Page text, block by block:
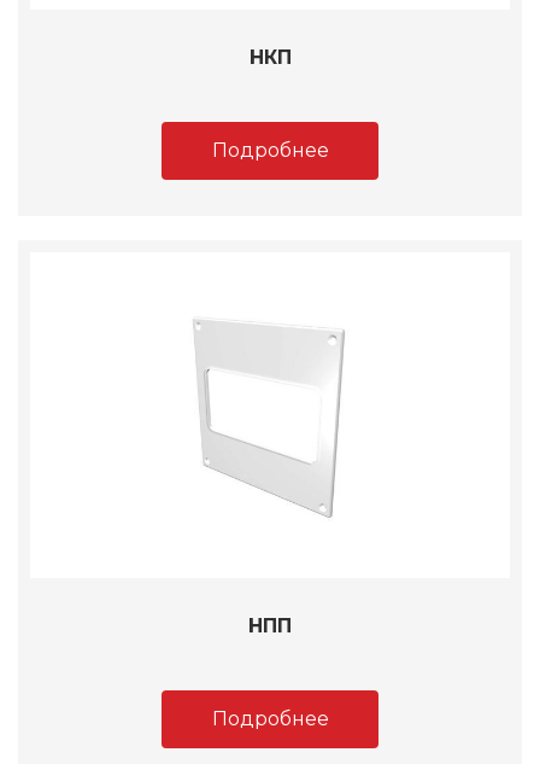
НКП
Подробнее
НПП
Подробнее